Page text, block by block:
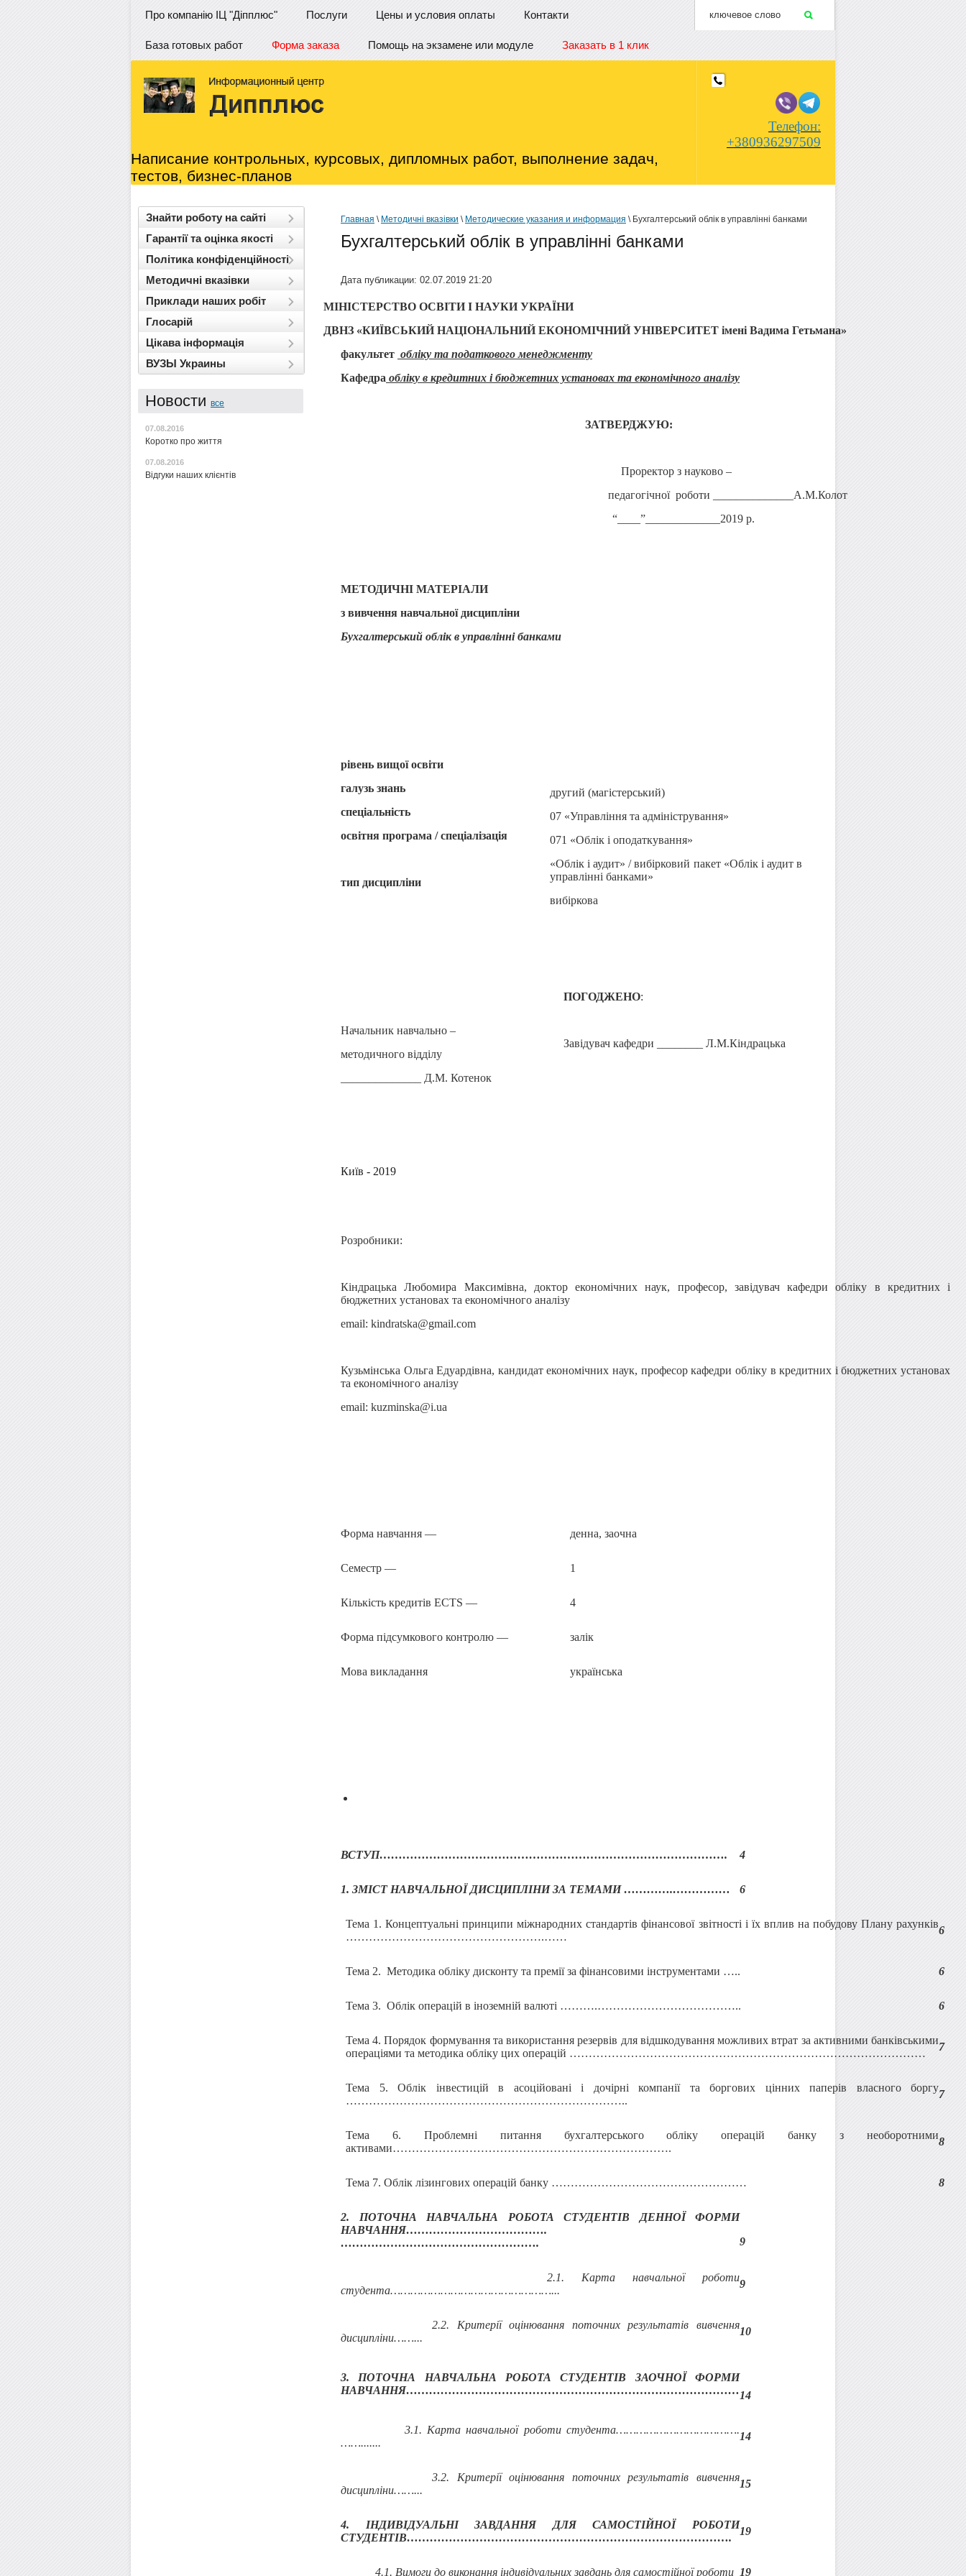
Про компанію ІЦ "Діпплюс" Послуги Цены и условия оплаты Контакти
База готовых работ Форма заказа Помощь на экзамене или модуле Заказать в 1 клик
Написание контрольных, курсовых, дипломных работ, выполнение задач,
тестов, бизнес-планов
Телефон:
+380936297509
Знайти роботу на сайті
Гарантії та оцінка якості
Політика конфіденційності
Методичні вказівки
Приклади наших робіт
Глосарій
Цікава інформація
ВУЗЫ Украины
Новости все
07.08.2016
Коротко про життя
07.08.2016
Відгуки наших клієнтів
Главная \ Методичні вказівки \ Методические указания и информация \ Бухгалтерський облік в управлінні банками
Бухгалтерський облік в управлінні банками
Дата публикации: 02.07.2019 21:20
МІНІСТЕРСТВО ОСВІТИ І НАУКИ УКРАЇНИ
ДВНЗ «КИЇВСЬКИЙ НАЦІОНАЛЬНИЙ ЕКОНОМІЧНИЙ УНІВЕРСИТЕТ імені Вадима Гетьмана»
факультет обліку та податкового менеджменту
Кафедра обліку в кредитних і бюджетних установах та економічного аналізу
ЗАТВЕРДЖУЮ:
Проректор з науково –
педагогічної роботи ______________А.М.Колот
“____”_____________2019 р.
МЕТОДИЧНІ МАТЕРІАЛИ
з вивчення навчальної дисципліни
Бухгалтерський облік в управліннібанками
рівень вищої освіти
галузь знань
спеціальність
освітня програма / спеціалізація
тип дисципліни
другий (магістерський)
07 «Управління та адміністрування»
071 «Облік і оподаткування»
«Облік і аудит» / вибірковий пакет «Облік і аудит в
управлінні банками»
вибіркова
Начальник навчально –
методичного відділу
______________ Д.М. Котенок
ПОГОДЖЕНО:
Завідувач кафедри ________ Л.М.Кіндрацька
Київ - 2019
Розробники:
Кіндрацька Любомира Максимівна, доктор економічних наук, професор, завідувач кафедри обліку в кредитних і
бюджетних установах та економічного аналізу
email: kindratska@gmail.com
Кузьмінська Ольга Едуардівна, кандидат економічних наук, професор кафедри обліку в кредитних і бюджетних установах
та економічного аналізу
email: kuzminska@i.ua
Форма навчання — денна, заочна
Семестр — 1
Кількість кредитів ECTS — 4
Форма підсумкового контролю — залік
Мова викладання українська
ВСТУП………………………………………………………………………………. 4
1. ЗМІСТ НАВЧАЛЬНОЇ ДИСЦИПЛІНИ ЗА ТЕМАМИ ………….…………… 6
Тема 1. Концептуальні принципи міжнародних стандартів фінансової звітності і їх вплив на побудову Плану рахунків
…………………………………………….……
6
Тема 2. Методика обліку дисконту та премії за фінансовими інструментами ….. 6
Тема 3. Облік операцій в іноземній валюті ……….……………………………….. 6
Тема 4. Порядок формування та використання резервів для відшкодування можливих втрат за активними банківськими
операціями та методика обліку цих операцій …………………………………………………………………………………
7
Тема 5. Облік інвестицій в асоційовані і дочірні компанії та боргових цінних паперів власного боргу
………………………………………………………………..
7
Тема 6. Проблемні питання бухгалтерського обліку операцій банку з необоротними
активами……………………………………………………………….
8
Тема 7. Облік лізингових операцій банку …………………………………………… 8
2. ПОТОЧНА НАВЧАЛЬНА РОБОТА СТУДЕНТІВ ДЕННОЇ ФОРМИ
НАВЧАННЯ……………………………….
…………………………………………….
9
2.1. Карта навчальної роботи
студента…………………………………………...
9
2.2. Критерії оцінювання поточних результатів вивчення
дисципліни……...
10
3. ПОТОЧНА НАВЧАЛЬНА РОБОТА СТУДЕНТІВ ЗАОЧНОЇ ФОРМИ
НАВЧАННЯ…………………………………………………………………………… 14
3.1. Карта навчальної роботи студента……………………………….
…….......
14
3.2. Критерії оцінювання поточних результатів вивчення
дисципліни……...
15
4. ІНДИВІДУАЛЬНІ ЗАВДАННЯ ДЛЯ САМОСТІЙНОЇ РОБОТИ
СТУДЕНТІВ………………………………………………………………………….
19
4.1. Вимоги до виконання індивідуальних завдань для самостійної роботи 19